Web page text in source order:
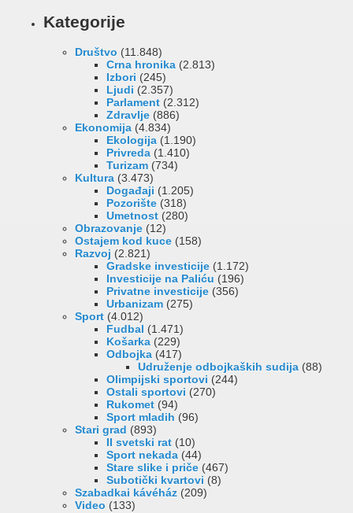
Kategorije
Društvo (11.848)
Crna hronika (2.813)
Izbori (245)
Ljudi (2.357)
Parlament (2.312)
Zdravlje (886)
Ekonomija (4.834)
Ekologija (1.190)
Privreda (1.410)
Turizam (734)
Kultura (3.473)
Događaji (1.205)
Pozorište (318)
Umetnost (280)
Obrazovanje (12)
Ostajem kod kuce (158)
Razvoj (2.821)
Gradske investicije (1.172)
Investicije na Paliću (196)
Privatne investicije (356)
Urbanizam (275)
Sport (4.012)
Fudbal (1.471)
Košarka (229)
Odbojka (417)
Udruženje odbojkaških sudija (88)
Olimpijski sportovi (244)
Ostali sportovi (270)
Rukomet (94)
Sport mladih (96)
Stari grad (893)
II svetski rat (10)
Sport nekada (44)
Stare slike i priče (467)
Subotički kvartovi (8)
Szabadkai kávéház (209)
Video (133)